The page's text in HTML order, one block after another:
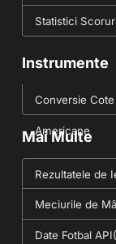
Statistici
Instrumente
Conversie
Americane
Mai Multe
Rezultatele de
Meciurile de
Date Fotbal